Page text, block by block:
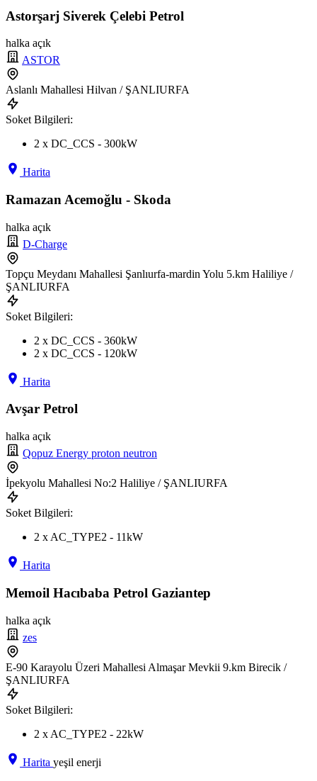
Astorşarj Siverek Çelebi Petrol
halka açık
ASTOR
Aslanlı Mahallesi Hilvan / ŞANLIURFA
Soket Bilgileri:
2 x DC_CCS - 300kW
Harita
Ramazan Acemoğlu - Skoda
halka açık
D-Charge
Topçu Meydanı Mahallesi Şanlıurfa-mardin Yolu 5.km Haliliye /
ŞANLIURFA
Soket Bilgileri:
2 x DC_CCS - 360kW
2 x DC_CCS - 120kW
Harita
Avşar Petrol
halka açık
Qopuz Energy proton neutron
İpekyolu Mahallesi No:2 Haliliye / ŞANLIURFA
Soket Bilgileri:
2 x AC_TYPE2 - 11kW
Harita
Memoil Hacıbaba Petrol Gaziantep
halka açık
zes
E-90 Karayolu Üzeri Mahallesi Almaşar Mevkii 9.km Birecik /
ŞANLIURFA
Soket Bilgileri:
2 x AC_TYPE2 - 22kW
Harita yeşil enerji